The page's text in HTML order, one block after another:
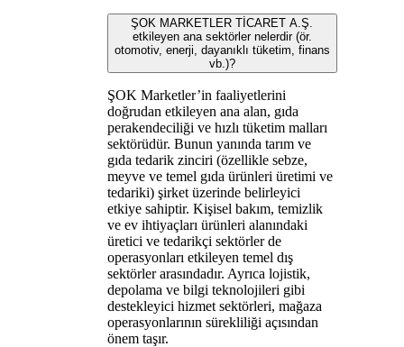
ŞOK MARKETLER TİCARET A.Ş.
etkileyen ana sektörler nelerdir (ör.
otomotiv, enerji, dayanıklı tüketim, finans
vb.)?
ŞOK Marketler’in faaliyetlerini
doğrudan etkileyen ana alan, gıda
perakendeciliği ve hızlı tüketim malları
sektörüdür. Bunun yanında tarım ve
gıda tedarik zinciri (özellikle sebze,
meyve ve temel gıda ürünleri üretimi ve
tedariki) şirket üzerinde belirleyici
etkiye sahiptir. Kişisel bakım, temizlik
ve ev ihtiyaçları ürünleri alanındaki
üretici ve tedarikçi sektörler de
operasyonları etkileyen temel dış
sektörler arasındadır. Ayrıca lojistik,
depolama ve bilgi teknolojileri gibi
destekleyici hizmet sektörleri, mağaza
operasyonlarının sürekliliği açısından
önem taşır.